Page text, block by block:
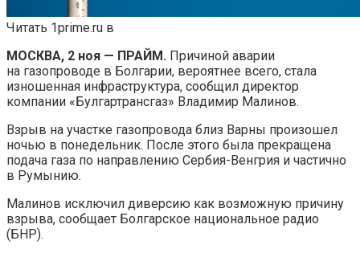
Читать 1prime.ru в
МОСКВА, 2 ноя — ПРАЙМ. Причиной аварии
на газопроводе в Болгарии, вероятнее всего, стала
изношенная инфраструктура, сообщил директор
компании «Булгартрансгаз» Владимир Малинов.
Взрыв на участке газопровода близ Варны произошел
ночью в понедельник. После этого была прекращена
подача газа по направлению Сербия-Венгрия и частично
в Румынию.
Малинов исключил диверсию как возможную причину
взрыва, сообщает Болгарское национальное радио
(БНР).